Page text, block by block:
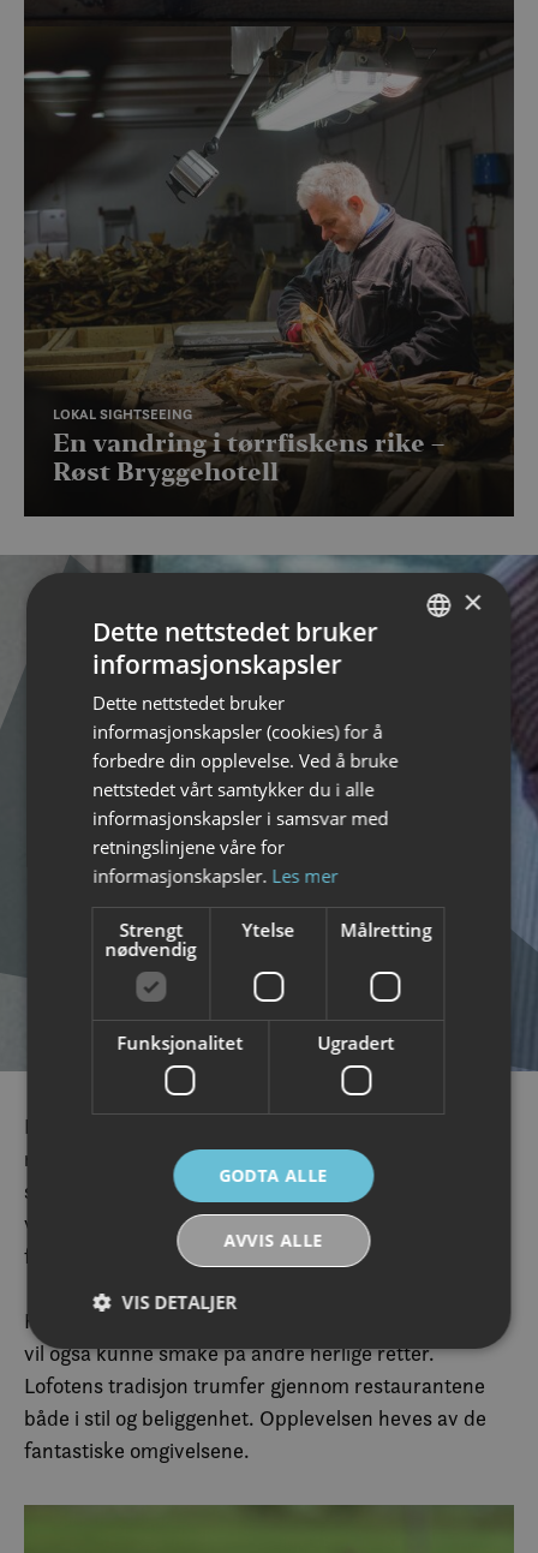
LOKAL SIGHTSEEING
En vandring i tørrfiskens rike –
Røst Bryggehotell
Mat og råvarer i
verdensklasse
Lofoten og kvalitet er to synonymer. Og det spesielt
når det kommer til mat. De mange restaurantene tar
stor stolthet til kvaliteten og serverer mat i
verdensklasse. Råvarene er kortreist og maten er
fersk.
Fisk og sjømat er naturligvis en gjenganger, men du
vil også kunne smake på andre herlige retter.
Lofotens tradisjon trumfer gjennom restaurantene
både i stil og beliggenhet. Opplevelsen heves av de
fantastiske omgivelsene.
×
Dette nettstedet bruker
informasjonskapsler
Dette nettstedet bruker
informasjonskapsler (cookies) for å
forbedre din opplevelse. Ved å bruke
nettstedet vårt samtykker du i alle
informasjonskapsler i samsvar med
retningslinjene våre for
informasjonskapsler. Les mer
Strengt
nødvendig
Ytelse Målretting
Funksjonalitet Ugradert
GODTA ALLE
AVVIS ALLE
VIS DETALJER
Strengt nødvendig Ytelse
Målretting
Funksjonalitet
Ugradert